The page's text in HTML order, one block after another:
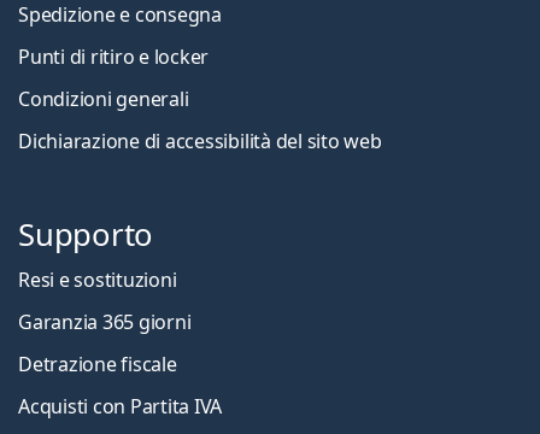
Spedizione e consegna
Punti di ritiro e locker
Condizioni generali
Dichiarazione di accessibilità del sito web
Supporto
Resi e sostituzioni
Garanzia 365 giorni
Detrazione fiscale
Acquisti con Partita IVA